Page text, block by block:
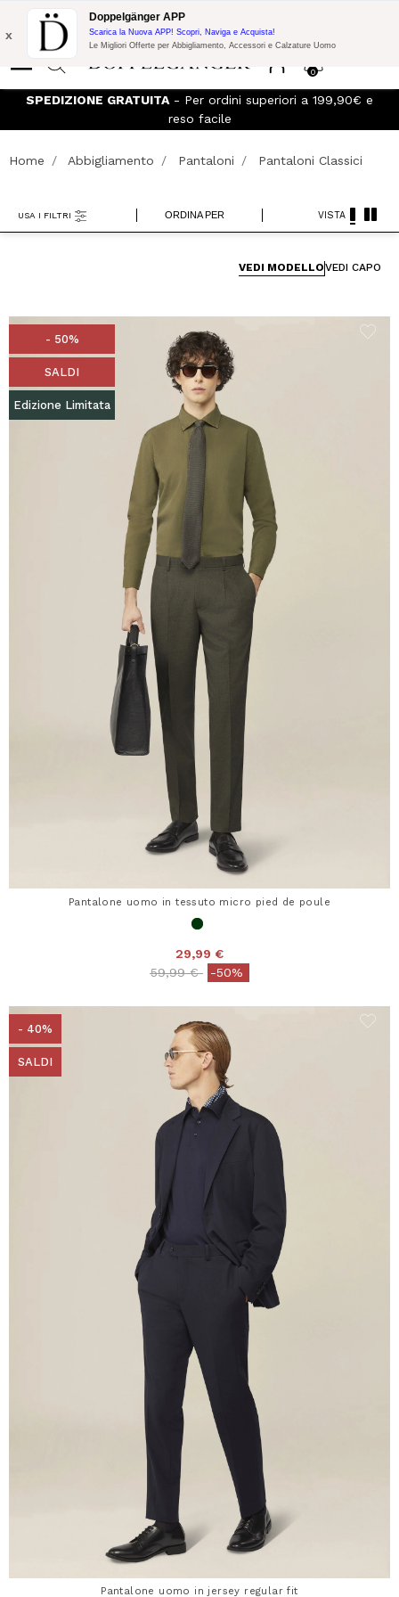
Promo Flash:
10% di Extra Sconto su 300€ di Acquisto con codice:
DOPPEL300
0
x
Doppelgänger APP
Scarica la Nuova APP! Scopri, Naviga e Acquista!
Le Migliori Offerte per Abbigliamento, Accessori e Calzature Uomo
SPEDIZIONE GRATUITA - Per ordini superiori a 199,90€ e
reso facile
Home Abbigliamento Pantaloni Pantaloni Classici
ORDINA PER
USA I FILTRI VISTA
VEDI MODELLOVEDI CAPO
- 50%
SALDI
Edizione Limitata
Pantalone uomo in tessuto micro pied de poule
29,99 €
Price reduced from
59,99 €to-50%
- 40%
SALDI
Pantalone uomo in jersey regular fit